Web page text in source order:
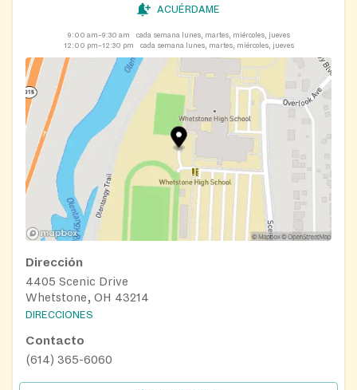
ACUÉRDAME
9:00 am–9:30 am
cada semana lunes, martes, miércoles, jueves
12:00 pm–12:30 pm
cada semana lunes, martes, miércoles, jueves
Dirección
4405 Scenic Drive
Whetstone, OH 43214
DIRECCIONES
Contacto
(614) 365-6060